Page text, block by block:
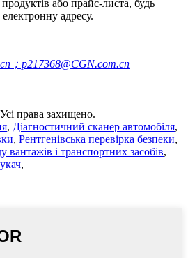
або прайс-листа, будь
адресу.
；p217368@CGN.com.cn
права захищено.
, Діагностичний сканер автомобіля,
, Рентгенівська перевірка безпеки,
вантажів і транспортних засобів,
,